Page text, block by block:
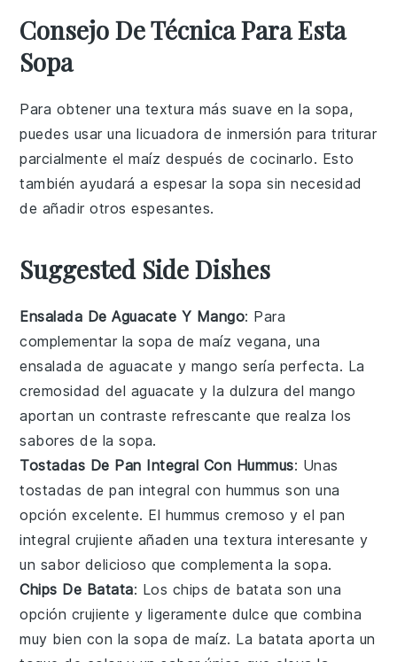
Consejo De Técnica Para Esta
Sopa
Para obtener una textura más suave en la sopa,
puedes usar una licuadora de inmersión para triturar
parcialmente elmaíz después de cocinarlo. Esto
también ayudará a espesar la sopa sin necesidad
de añadir otros espesantes.
Suggested Side Dishes
Ensalada De Aguacate Y Mango: Para
complementar lasopa de maíz vegana, una
ensalada de aguacate y mango sería perfecta. La
cremosidad del aguacate y la dulzura del mango
aportan un contraste refrescante que realza los
sabores de lasopa.
Tostadas De Pan Integral Con Hummus: Unas
tostadas de pan integral con hummus son una
opción excelente. El hummus cremoso y el pan
integral crujiente añaden una textura interesante y
un sabor delicioso que complementa lasopa.
Chips De Batata: Los chips de batata son una
opción crujiente y ligeramente dulce que combina
muy bien con lasopa de maíz. La batata aporta un